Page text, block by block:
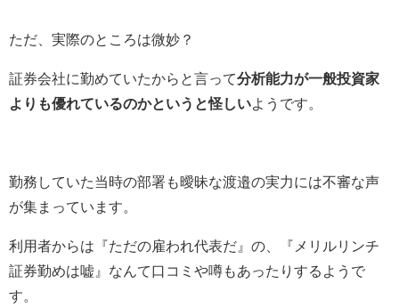
ただ、実際のところは微妙？
証券会社に勤めていたからと言って分析能力が一般投資家
よりも優れているのかというと怪しい ようです。
勤務していた当時の部署も曖昧な渡邉の実力には不審な声
が集まっています。
利用者からは『ただの雇われ代表だ』の、『メリルリンチ
証券勤めは嘘』なんて口コミや噂もあったりするようで
す。